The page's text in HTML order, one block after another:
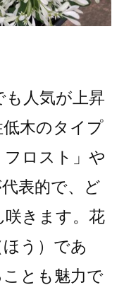
人気が上昇
木のタイプ
ロスト」や
表的で、ど
きます。花
う）であ
とも魅力で